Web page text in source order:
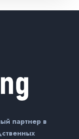
партнер в